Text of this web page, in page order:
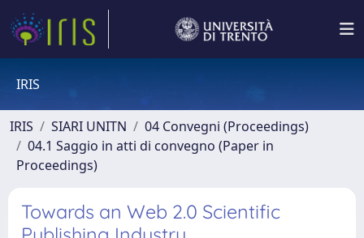
IRIS
IRIS SIARI UNITN
04 Convegni (Proceedings)
04.1 Saggio in atti di convegno (Paper in
Proceedings)
Towards an Web 2.0 Scientific